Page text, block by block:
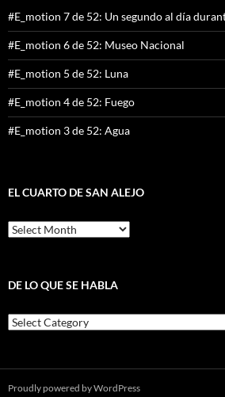
#E_motion 7 de 52: Un segundo al día
#E_motion 6 de 52: Museo Nacional
#E_motion 5 de 52: Luna
#E_motion 4 de 52: Fuego
#E_motion 3 de 52: Agua
EL CUARTO DE SAN ALEJO
El
cuarto
Alejo
DE LO QUE SE HABLA
De
lo
Proudly powered by WordPress